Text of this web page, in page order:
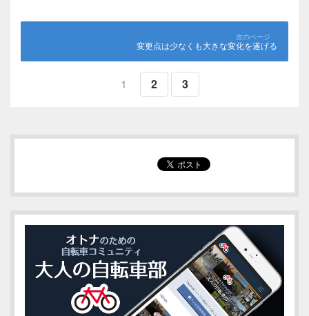
変更点は少なくも大きな変化を遂げる
1 2 3